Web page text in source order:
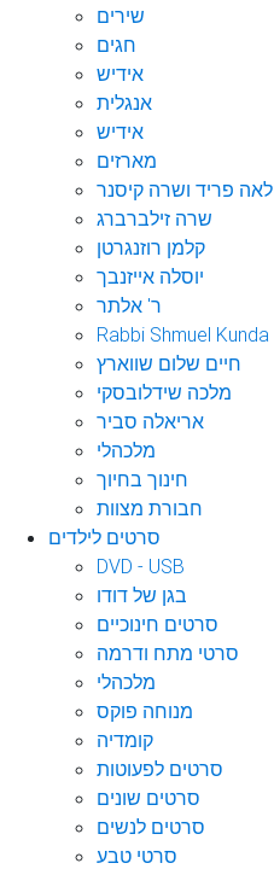
שירים
חגים
אידיש
אנגלית
אידיש
מארזים
לאה פריד ושרה קיסנר
שרה זילברברג
קלמן רוזנגרטן
יוסלה אייזנבך
ר' אלתר
Rabbi Shmuel Kunda
חיים שלום שווארץ
מלכה שידלובסקי
אריאלה סביר
מלכהלי
חינוך בחיוך
חבורת מצוות
סרטים לילדים
DVD - USB
בגן של דודו
סרטים חינוכיים
סרטי מתח ודרמה
מלכהלי
מנוחה פוקס
קומדיה
סרטים לפעוטות
סרטים שונים
סרטים לנשים
סרטי טבע